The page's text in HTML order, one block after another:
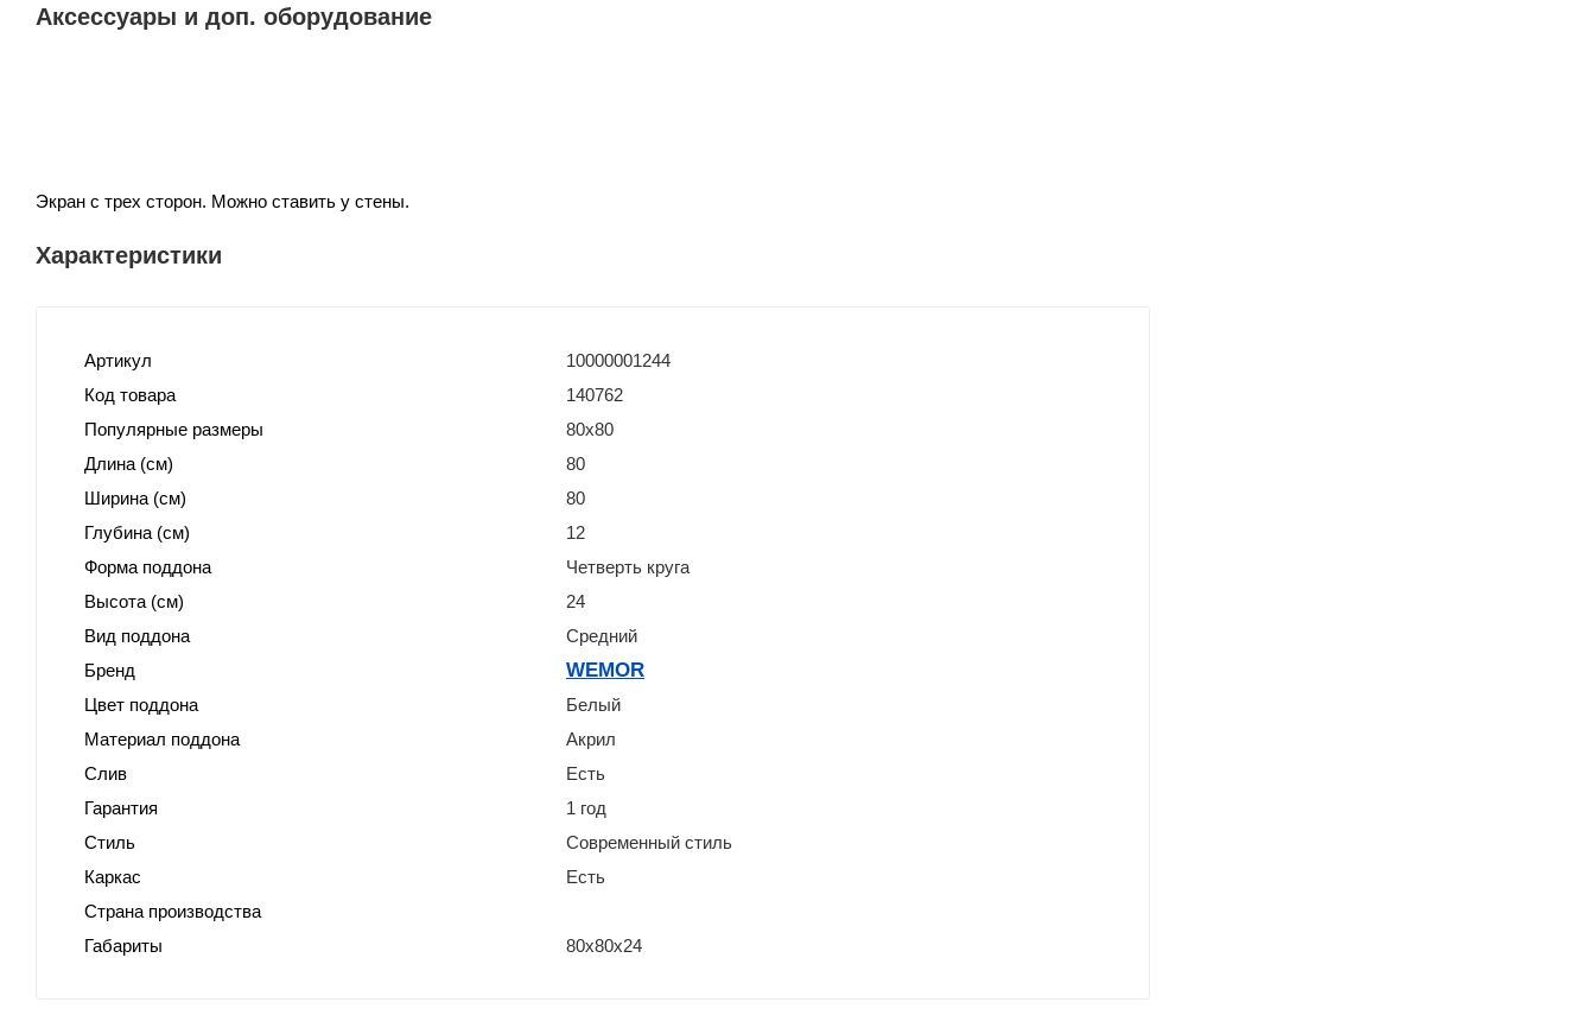
Аксессуары и доп. оборудование
Экран с трех сторон. Можно ставить у стены.
Характеристики
Артикул
10000001244
Код товара
140762
Популярные размеры
80x80
Длина (см)
80
Ширина (см)
80
Глубина (см)
12
Форма поддона
Четверть круга
Высота (см)
24
Вид поддона
Средний
Бренд
WEMOR
Цвет поддона
Белый
Материал поддона
Акрил
Слив
Есть
Гарантия
1 год
Стиль
Современный стиль
Каркас
Есть
Страна производства
Габариты
80x80x24